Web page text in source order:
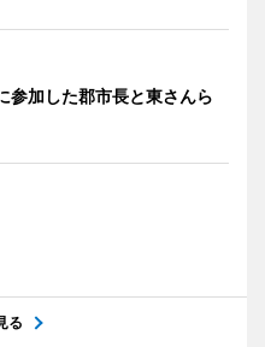
参加した郡市長と東さんら
る